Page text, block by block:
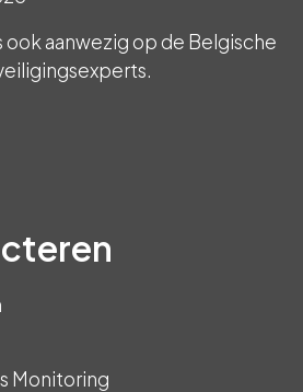
ook aanwezig op de Belgische
Monitoring